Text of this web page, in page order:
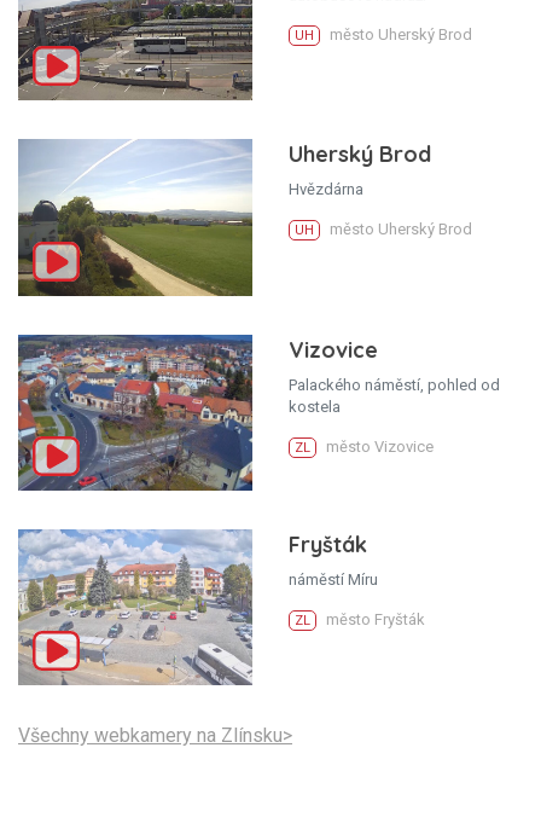
UH město Uherský Brod
Uherský Brod
Hvězdárna
UH město Uherský Brod
Vizovice
Palackého náměstí, pohled od
kostela
ZL město Vizovice
Fryšták
náměstí Míru
ZL město Fryšták
Všechny webkamery na Zlínsku>